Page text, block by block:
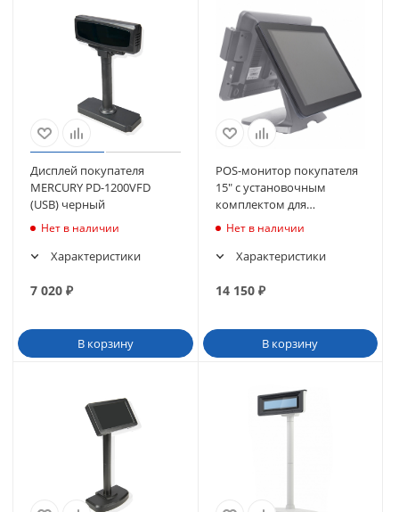
Дисплей покупателя
MERCURY PD-1200VFD
(USB) черный
Нет в наличии
Характеристики
7 020 ₽
В корзину
POS-монитор покупателя
15" с установочным
комплектом для
сенсорного моноблока
Нет в наличии
Характеристики
14 150₽
В корзину